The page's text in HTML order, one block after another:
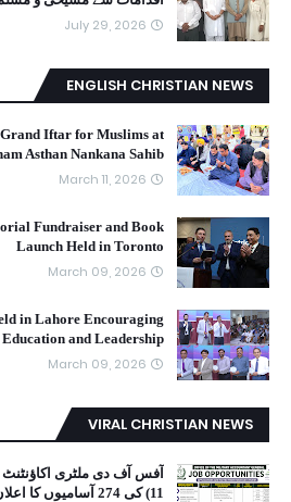
July 29, 2026
ENGLISH CHRISTIAN NEWS
Iftar for Muslims at
Asthan Nankana Sahib
March 11, 2026
Fundraiser and Book
Launch Held in Toronto
March 09, 2026
in Lahore Encouraging
and Leadership
March 09, 2026
VIRAL CHRISTIAN NEWS
11) کی 274 آسامیوں